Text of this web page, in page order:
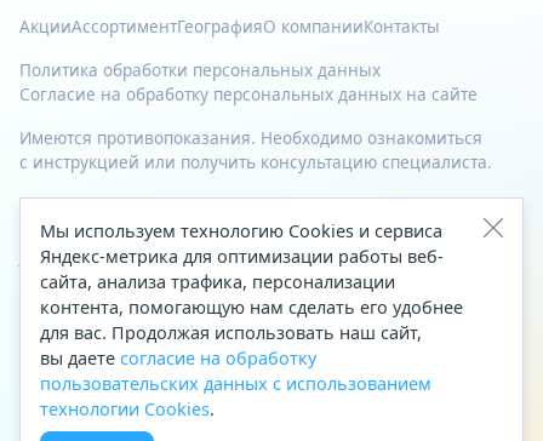
АкцииАссортиментГеографияО компанииКонтакты
Политика обработки персональных данных
Согласие на обработку персональных данных на сайте
Имеются противопоказания. Необходимо ознакомиться
с инструкцией или получить консультацию специалиста.
© 2023—2026 Все права защищены.
Адрес
Архангельск, ул. Папанина, д. 19 (вход в здание со стороны
автоцентра «Тойота»)
Приемная Генерального директора
Телефон
+7 (8182) 63-60-31
Факс
+7 (8182) 68-66-71
Мы используем технологию Cookies и сервиса
Яндекс-метрика для оптимизации работы веб-
сайта, анализа трафика, персонализации
контента, помогающую нам сделать его удобнее
для вас. Продолжая использовать наш сайт,
вы даете согласие на обработку
пользовательских данных с использованием
технологии Cookies.